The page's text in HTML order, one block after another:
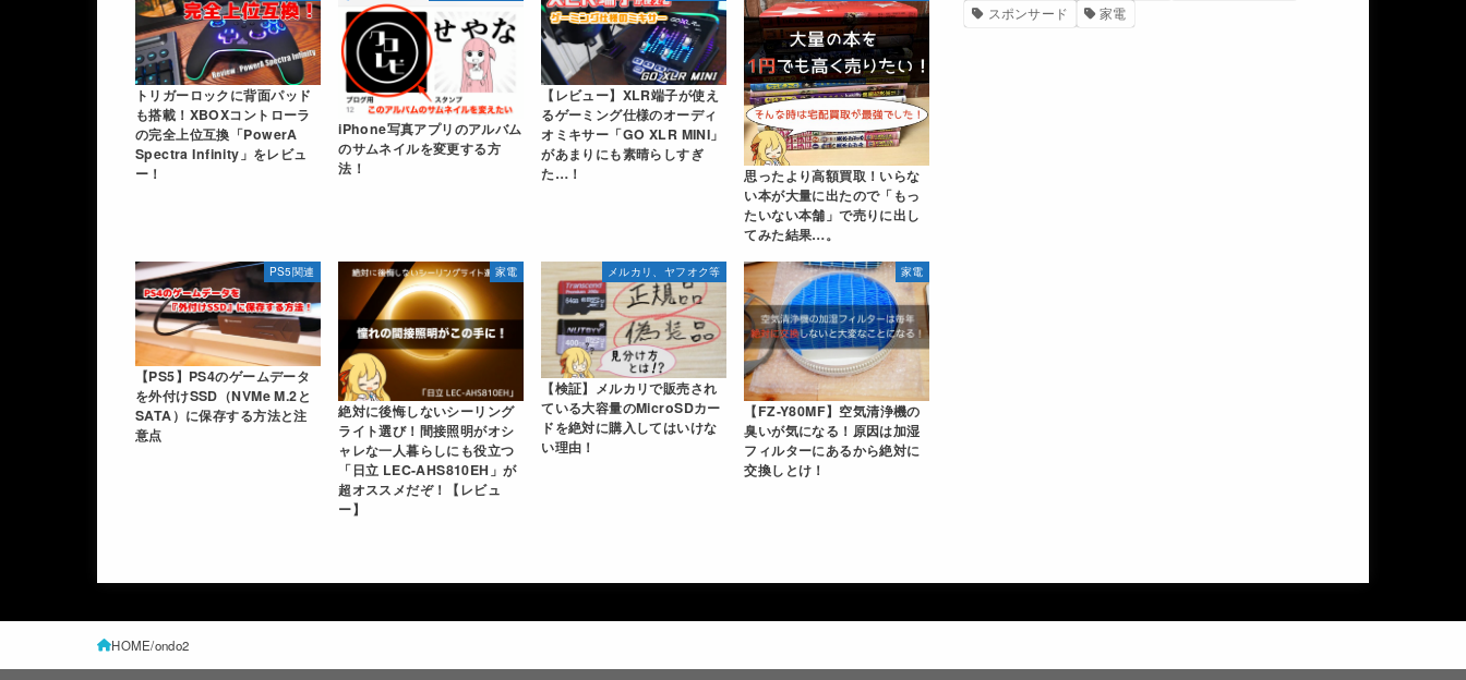
トリガーロックに背面パッド
も搭載！XBOXコントローラ
の完全上位互換「PowerA
Spectra Infinity」をレビュ
ー！
iPhone写真アプリのアルバム
のサムネイルを変更する方
法！
【レビュー】XLR端子が使え
るゲーミング仕様のオーディ
オミキサー「GO XLR MINI」
があまりにも素晴らしすぎ
た…！
思ったより高額買取！いらな
い本が大量に出たので「もっ
たいない本舗」で売りに出し
てみた結果…。
PS5関連
【PS5】PS4のゲームデータ
を外付けSSD（NVMe M.2と
SATA）に保存する方法と注
意点
家電
絶対に後悔しないシーリング
ライト選び！間接照明がオシ
ャレな一人暮らしにも役立つ
「日立 LEC-AHS810EH」が
超オススメだぞ！【レビュ
ー】
メルカリ、ヤフオク等
【検証】メルカリで販売され
ている大容量のMicroSDカー
ドを絶対に購入してはいけな
い理由！
家電
【FZ-Y80MF】空気清浄機の
臭いが気になる！原因は加湿
フィルターにあるから絶対に
交換しとけ！
スポンサード
家電
HOME ondo2